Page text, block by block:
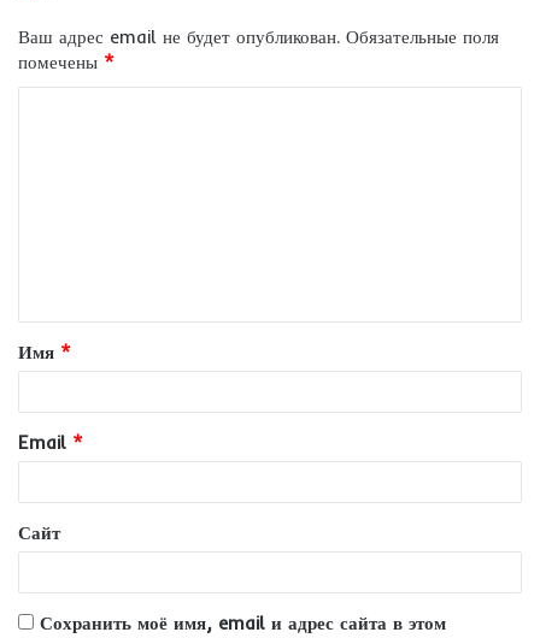
Ваш адрес email не будет опубликован. Обязательные поля
помечены *
т
а
и
й
*
Имя *
Email *
Сайт
Сохранить моё имя, email и адрес сайта в этом